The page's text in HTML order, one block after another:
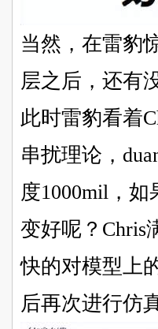
当然，在雷豹
层之后，还有
此时雷豹看着
串扰理论，
度1000mil，
变好呢？Chris
快的对模型上
后再次进行仿